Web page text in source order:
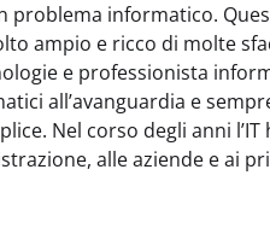
problema informatico.
ampio e ricco di molte
e professionista
all’avanguardia e
Nel corso degli anni
alle aziende e ai